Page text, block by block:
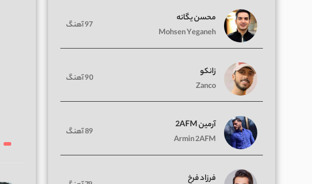
محسن یگانه
Mohsen Yeganeh
97 آهنگ
زانکو
Zanco
90 آهنگ
آرمین 2AFM
Armin 2AFM
89 آهنگ
فرزاد فرخ